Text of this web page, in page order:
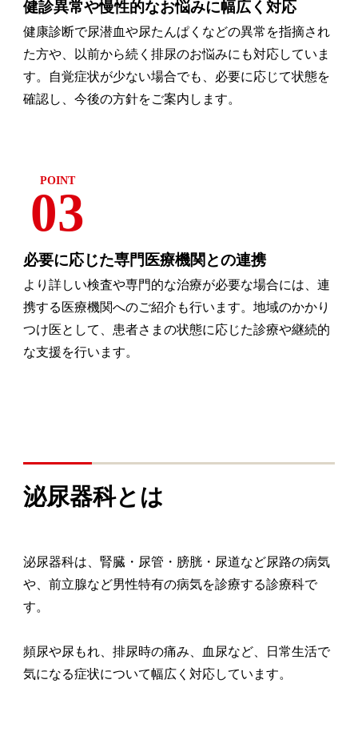
健診異常や慢性的なお悩みに幅広く対応
健康診断で尿潜血や尿たんぱくなどの異常を指摘され
た方や、以前から続く排尿のお悩みにも対応していま
す。自覚症状が少ない場合でも、必要に応じて状態を
確認し、今後の方針をご案内します。
03
必要に応じた専門医療機関との連携
より詳しい検査や専門的な治療が必要な場合には、連
携する医療機関へのご紹介も行います。地域のかかり
つけ医として、患者さまの状態に応じた診療や継続的
な支援を行います。
泌尿器科とは
泌尿器科は、腎臓・尿管・膀胱・尿道など尿路の病気
や、前立腺など男性特有の病気を診療する診療科で
す。
頻尿や尿もれ、排尿時の痛み、血尿など、日常生活で
気になる症状について幅広く対応しています。